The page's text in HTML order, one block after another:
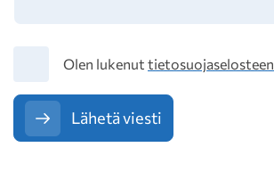
TietosuojaOlen lukenut tietosuojaselosteen
Lähetä viesti